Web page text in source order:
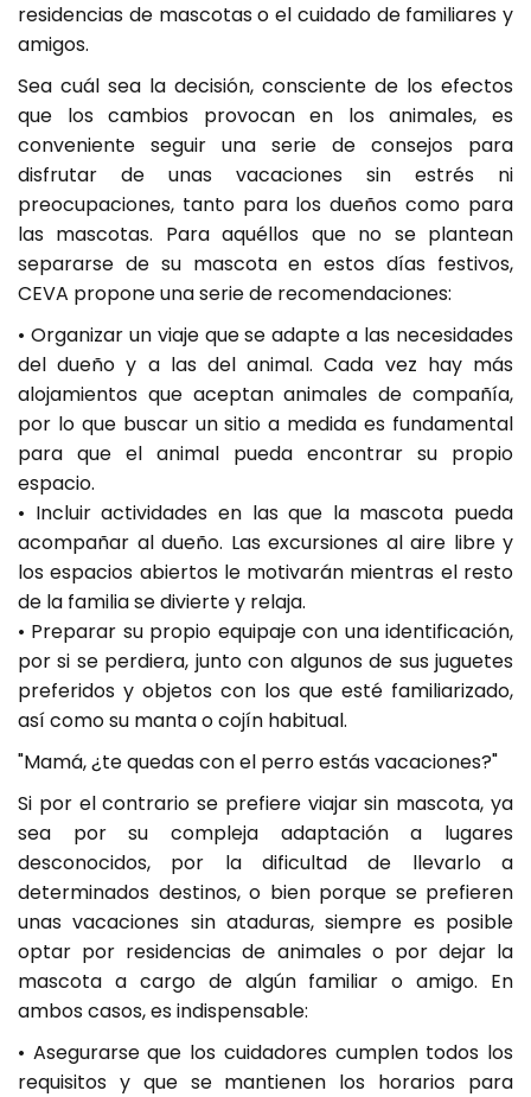
residencias de mascotas o el cuidado de familiares y
amigos.
Sea cuál sea la decisión, consciente de los efectos
que los cambios provocan en los animales, es
conveniente seguir una serie de consejos para
disfrutar de unas vacaciones sin estrés ni
preocupaciones, tanto para los dueños como para
las mascotas. Para aquéllos que no se plantean
separarse de su mascota en estos días festivos,
CEVA propone una serie de recomendaciones:
• Organizar un viaje que se adapte a las necesidades
del dueño y a las del animal. Cada vez hay más
alojamientos que aceptan animales de compañía,
por lo que buscar un sitio a medida es fundamental
para que el animal pueda encontrar su propio
espacio.
• Incluir actividades en las que la mascota pueda
acompañar al dueño. Las excursiones al aire libre y
los espacios abiertos le motivarán mientras el resto
de la familia se divierte y relaja.
• Preparar su propio equipaje con una identificación,
por si se perdiera, junto con algunos de sus juguetes
preferidos y objetos con los que esté familiarizado,
así como su manta o cojín habitual.
"Mamá, ¿te quedas con el perro estás vacaciones?"
Si por el contrario se prefiere viajar sin mascota, ya
sea por su compleja adaptación a lugares
desconocidos, por la dificultad de llevarlo a
determinados destinos, o bien porque se prefieren
unas vacaciones sin ataduras, siempre es posible
optar por residencias de animales o por dejar la
mascota a cargo de algún familiar o amigo. En
ambos casos, es indispensable:
• Asegurarse que los cuidadores cumplen todos los
requisitos y que se mantienen los horarios para